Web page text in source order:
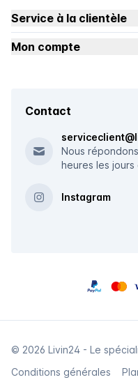
Service à la clientèle
Mon compte
Contact
Nous
heures les jours
Instagram
© 2026 Livin24 - Le
Conditions générales